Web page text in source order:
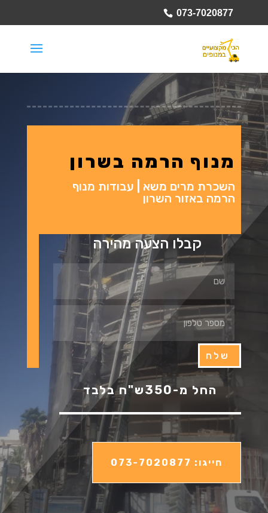
073-7020877
מנוף הרמה בשרון
השכרת מרים משא | עבודות מנוף
הרמה באזור השרון
קבלו הצעה מהירה
שלח
החל מ-350ש"ח בלבד
חייגו: 073-7020877